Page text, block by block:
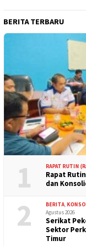
BERITA TERBARU
1 RAPAT RUTIN
Rapat
dan
2 BERITA,
Agustus 2026
Serikat
Sektor
Timur